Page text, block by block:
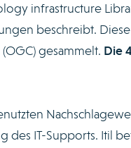
infrastructure
beschreibt.
gesammelt. Die
des IT-Supports. Itil